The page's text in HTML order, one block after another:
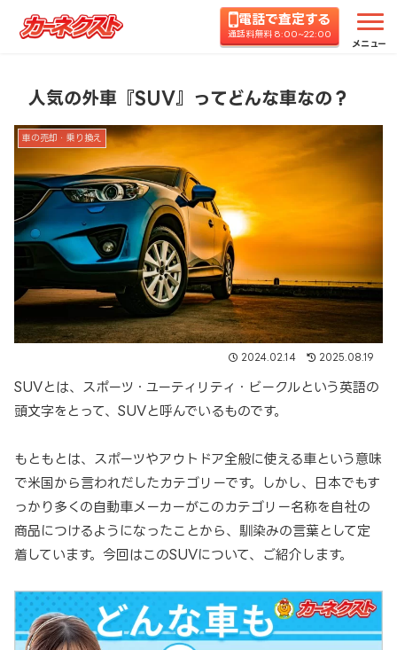
電話で査定する
通話料無料 8:00~22:00
メニュー
ホーム コラムTOP 車の売却・乗り換え 人気の
人気の外車『SUV』ってどんな車なの？
車の売却・乗り換え
2024.02.14 2025.08.19
SUVとは、スポーツ・ユーティリティ・ビークルという英語の
頭文字をとって、SUVと呼んでいるものです。
もともとは、スポーツやアウトドア全般に使える車という意味
で米国から言われだしたカテゴリーです。しかし、日本でもす
っかり多くの自動車メーカーがこのカテゴリー名称を自社の
商品につけるようになったことから、馴染みの言葉として定
着しています。今回はこのSUVについて、ご紹介します。